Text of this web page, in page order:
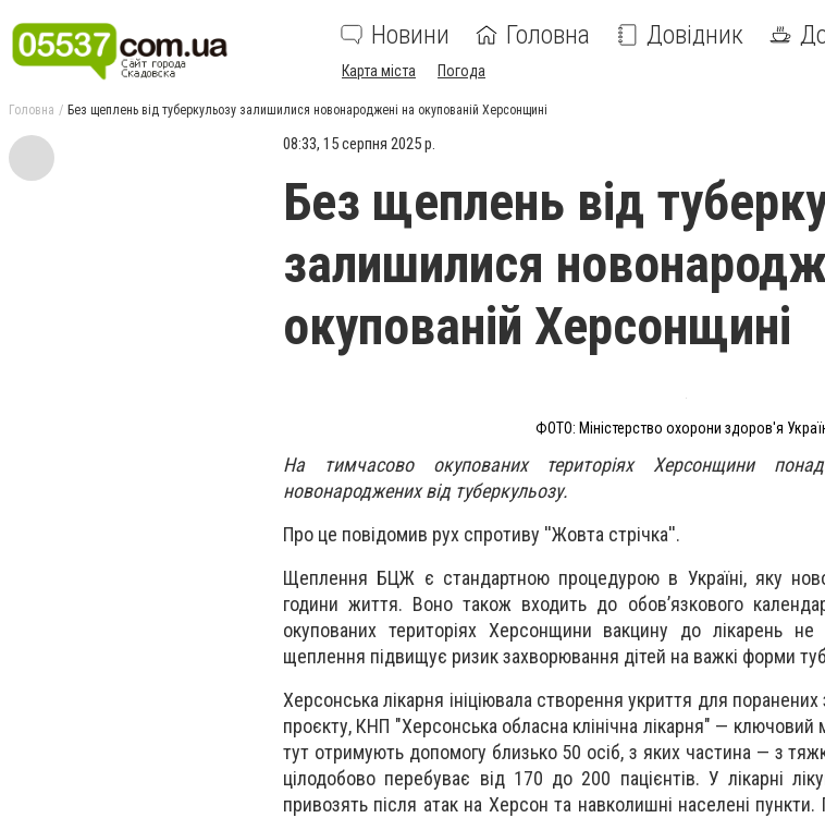
Новини Головна Довідник
Карта міста Погода
Головна Без щеплень від туберкульозу залишилися новонароджені на окупованій Херсонщині
08:33, 15 серпня 2025 р.
Без щеплень від
залишилися
окупованій Херсонщині
ФОТО: Міністерство охорони здоров'я
На тимчасово окупованих територіях Херсонщини
новонароджених від туберкульозу.
Про це повідомив рух спротиву ''Жовта стрічка''.
Щеплення БЦЖ є стандартною процедурою в Україні, яку
години життя. Воно також входить до обов’язкового
окупованих територіях Херсонщини вакцину до лікарень не
щеплення підвищує ризик захворювання дітей на важкі форми
Херсонська лікарня ініціювала створення укриття для
проєкту, КНП "Херсонська обласна клінічна лікарня" —
тут отримують допомогу близько 50 осіб, з яких частина — з
цілодобово перебуває від 170 до 200 пацієнтів. У лікарні
привозять після атак на Херсон та навколишні населені